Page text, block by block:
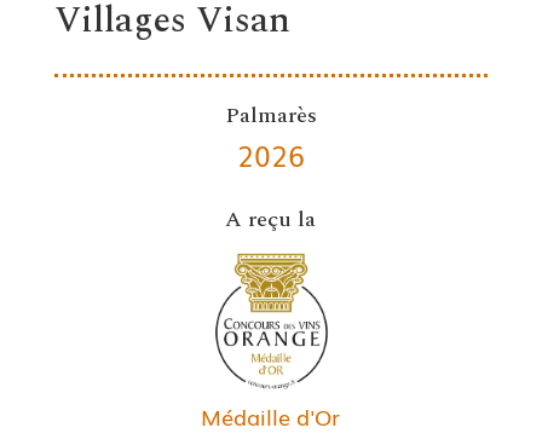
Villages Visan
Palmarès
2026
A reçu la
Médaille d'Or